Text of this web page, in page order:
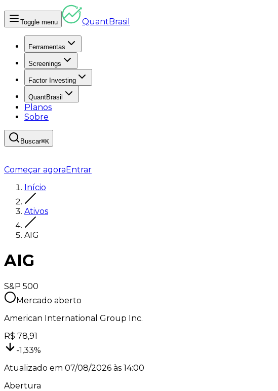
Toggle menu QuantBrasil
Ferramentas
Screenings
Factor Investing
QuantBrasil
Planos
Sobre
Buscar⌘K
Começar agoraEntrar
Início
Ativos
AIG
AIG
S&P 500
Mercado aberto
American International Group Inc.
R$ 78,91
-1,33%
Atualizado em 07/08/2026 às 14:00
Abertura